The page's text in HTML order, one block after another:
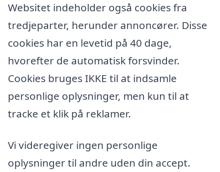
Websitet indeholder også cookies fra
tredjeparter, herunder annoncører. Disse
cookies har en levetid på 40 dage,
hvorefter de automatisk forsvinder.
Cookies bruges IKKE til at indsamle
personlige oplysninger, men kun til at
tracke et klik på reklamer.
Vi videregiver ingen personlige
oplysninger til andre uden din accept.